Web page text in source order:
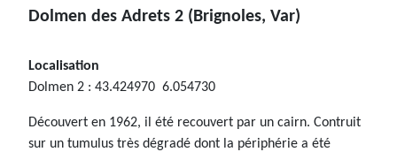
Dolmen des Adrets 2 (Brignoles, Var)
Localisation
Dolmen 2 : 43.424970 6.054730
Découvert en 1962, il été recouvert par un cairn. Contruit
sur un tumulus très dégradé dont la périphérie a été